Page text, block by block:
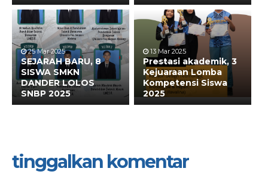
25 Mar 2025
SEJARAH BARU, 8
SISWA SMKN
DANDER LOLOS
SNBP 2025
13 Mar 2025
Prestasi akademik, 3
Kejuaraan Lomba
Kompetensi Siswa
2025
tinggalkan komentar